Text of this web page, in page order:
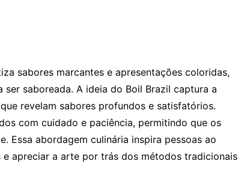
sabores marcantes e apresentações coloridas,
saboreada. A ideia do Boil Brazil captura a
revelam sabores profundos e satisfatórios.
com cuidado e paciência, permitindo que os
Essa abordagem culinária inspira pessoas ao
apreciar a arte por trás dos métodos tradicionais